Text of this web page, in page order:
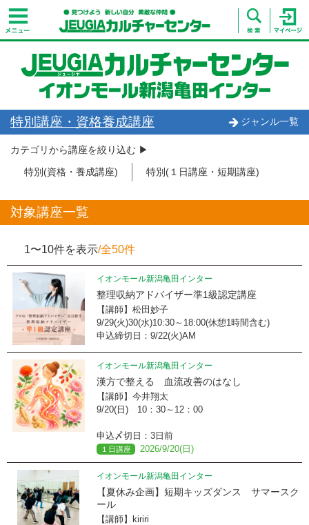
特別講座・資格養成講座 ジャンル一覧
カテゴリから講座を絞り込む ▶︎
特別(資格・養成講座)
特別(１日講座・短期講座)
対象講座一覧
1〜10件を表示/全50件
イオンモール新潟亀田インター
整理収納アドバイザー準1級認定講座
【講師】松田妙子
9/29(火)30(水)10:30～18:00(休憩1時間含む)
申込締切日：9/22(火)AM
イオンモール新潟亀田インター
漢方で整える 血流改善のはなし
【講師】今井翔太
9/20(日) 10：30～12：00
申込〆切日：3日前
１日講座 2026/9/20(日)
イオンモール新潟亀田インター
【夏休み企画】短期キッズダンス サマースク
ール
【講師】kiriri